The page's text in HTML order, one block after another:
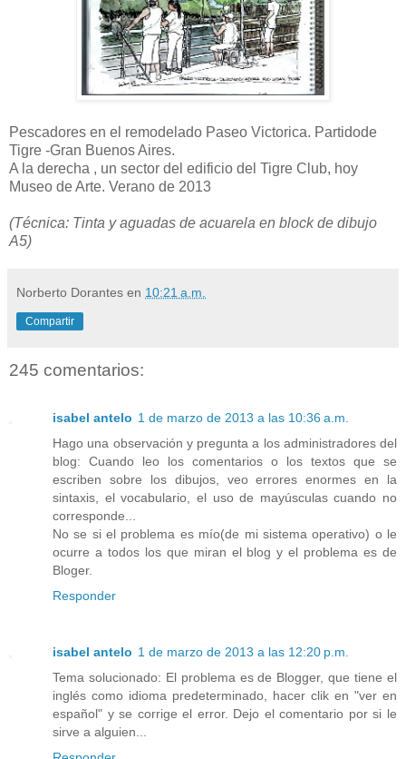
Pescadores en el remodelado Paseo Victorica. Partidode
Tigre -Gran Buenos Aires.
A la derecha , un sector del edificio del Tigre Club, hoy
Museo de Arte. Verano de 2013
(Técnica: Tinta y aguadas de acuarela en block de dibujo
A5)
Norberto Dorantes en 10:21 a.m.
Compartir
245 comentarios:
isabel antelo 1 de marzo de 2013 a las 10:36 a.m.
Hago una observación y pregunta a los administradores del
blog: Cuando leo los comentarios o los textos que se
escriben sobre los dibujos, veo errores enormes en la
sintaxis, el vocabulario, el uso de mayúsculas cuando no
corresponde...
No se si el problema es mío(de mi sistema operativo) o le
ocurre a todos los que miran el blog y el problema es de
Bloger.
Responder
isabel antelo 1 de marzo de 2013 a las 12:20 p.m.
Tema solucionado: El problema es de Blogger, que tiene el
inglés como idioma predeterminado, hacer clik en "ver en
español" y se corrige el error. Dejo el comentario por si le
sirve a alguien...